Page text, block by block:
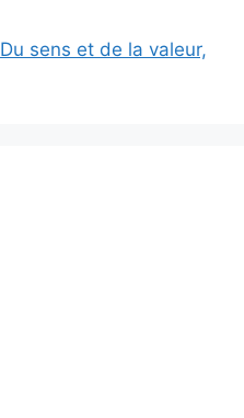
Du sens et de la valeur,